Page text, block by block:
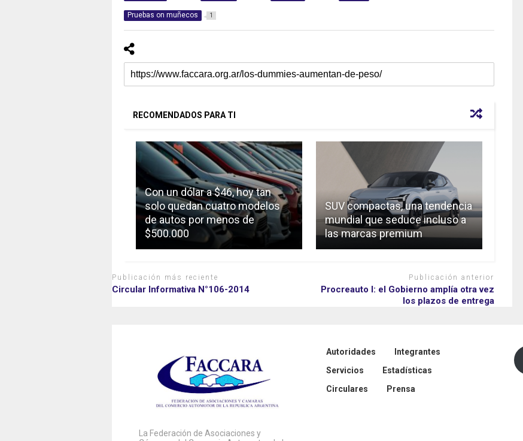
Pruebas on muñecos 1
RECOMENDADOS PARA TI
Con un dólar a $46, hoy tan
solo quedan cuatro modelos
de autos por menos de
$500.000
SUV compactas, una tendencia
mundial que seduce incluso a
las marcas premium
Publicación más reciente
Circular Informativa N°106-2014
Publicación anterior
Procreauto I: el Gobierno amplía otra vez
los plazos de entrega
La Federación de Asociaciones y
Autoridades
Integrantes
Servicios
Estadísticas
Circulares
Prensa